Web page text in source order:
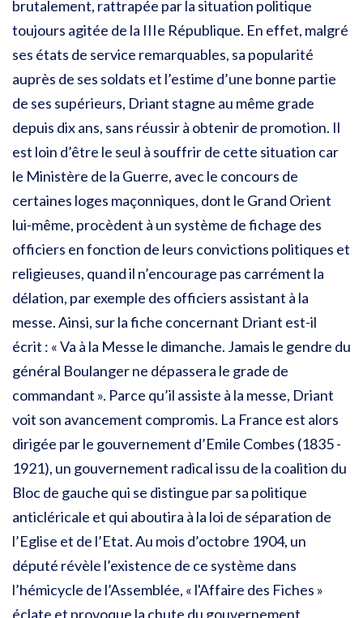
brutalement, rattrapée par la situation politique
toujours agitée de la IIIe République. En effet, malgré
ses états de service remarquables, sa popularité
auprès de ses soldats et l’estime d’une bonne partie
de ses supérieurs, Driant stagne au même grade
depuis dix ans, sans réussir à obtenir de promotion. Il
est loin d’être le seul à souffrir de cette situation car
le Ministère de la Guerre, avec le concours de
certaines loges maçonniques, dont le Grand Orient
lui-même, procèdent à un système de fichage des
officiers en fonction de leurs convictions politiques et
religieuses, quand il n’encourage pas carrément la
délation, par exemple des officiers assistant à la
messe. Ainsi, sur la fiche concernant Driant est-il
écrit : « Va à la Messe le dimanche. Jamais le gendre du
général Boulanger ne dépassera le grade de
commandant ». Parce qu’il assiste à la messe, Driant
voit son avancement compromis. La France est alors
dirigée par le gouvernement d’Emile Combes (1835 -
1921), un gouvernement radical issu de la coalition du
Bloc de gauche qui se distingue par sa politique
anticléricale et qui aboutira à la loi de séparation de
l’Eglise et de l’Etat. Au mois d’octobre 1904, un
député révèle l’existence de ce système dans
l’hémicycle de l’Assemblée, « l'Affaire des Fiches »
éclate et provoque la chute du gouvernement